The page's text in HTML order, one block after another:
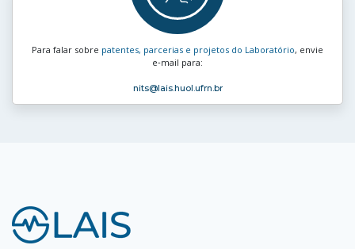
Para falar sobre patentes, parcerias e projetos do Laboratório, envie
e‑mail para:
nits@lais.huol.ufrn.br